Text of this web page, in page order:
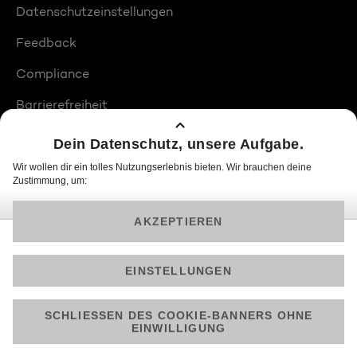
Datenschutzeinstellungen
Feedback
Compliance
Barrierefreiheit
Produktplatzierungen
© 2026 ProSiebenSat.1 PULS 4 GmbH
Am besten läuft Joyn in der App!